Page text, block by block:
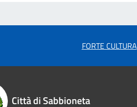
FORTE CULTURA
Città di Sabbioneta